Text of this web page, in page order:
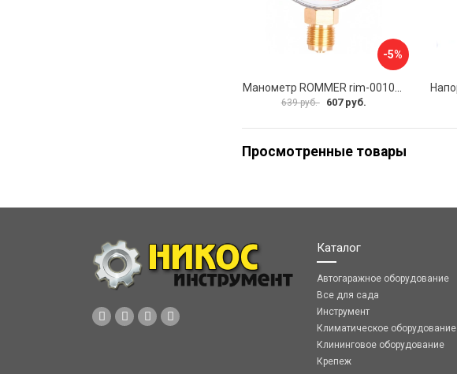
-5%
639 руб. 607 руб.
Просмотренные товары
Каталог
Автогаражное оборудование
Все для сада
Инструмент
Климатическое оборудование
Клининговое оборудование
Крепеж